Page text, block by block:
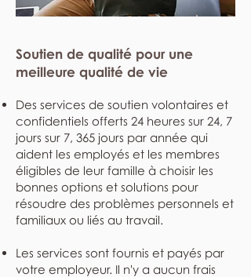
Soutien de qualité pour une
meilleure qualité de vie
Des services de soutien volontaires et
confidentiels offerts 24 heures sur 24, 7
jours sur 7, 365 jours par année qui
aident les employés et les membres
éligibles de leur famille à choisir les
bonnes options et solutions pour
résoudre des problèmes personnels et
familiaux ou liés au travail.
Les services sont fournis et payés par
votre employeur. Il n'y a aucun frais